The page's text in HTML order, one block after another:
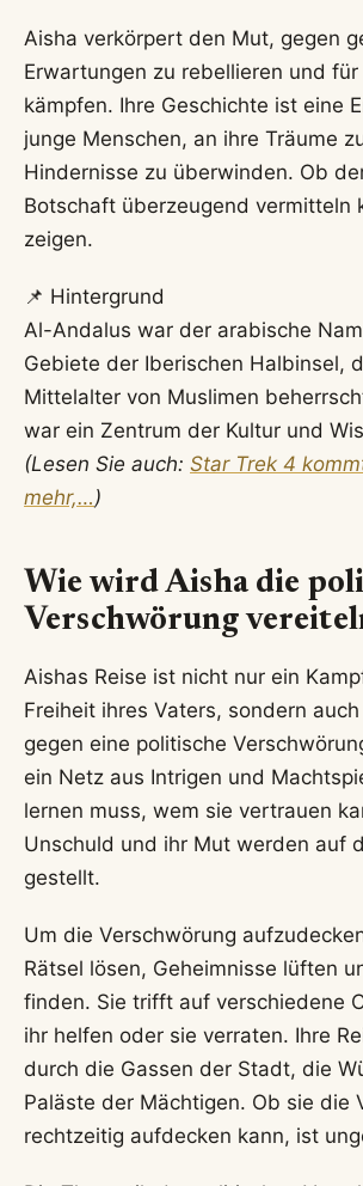
Aisha verkörpert den Mut, gegen
Erwartungen zu rebellieren und
kämpfen. Ihre Geschichte ist eine
junge Menschen, an ihre Träume
Hindernisse zu überwinden. Ob
Botschaft überzeugend vermitteln
zeigen.
📌 Hintergrund
Al-Andalus war der arabische
Gebiete der Iberischen Halbinsel,
Mittelalter von Muslimen
war ein Zentrum der Kultur und
(Lesen Sie auch: Star Trek 4
mehr,…)
Wie wird Aisha die
Verschwörung
Aishas Reise ist nicht nur ein
Freiheit ihres Vaters, sondern
gegen eine politische
ein Netz aus Intrigen und
lernen muss, wem sie vertrauen
Unschuld und ihr Mut werden auf
gestellt.
Um die Verschwörung
Rätsel lösen, Geheimnisse lüften
finden. Sie trifft auf verschiedene
ihr helfen oder sie verraten. Ihre
durch die Gassen der Stadt, die
Paläste der Mächtigen. Ob sie die
rechtzeitig aufdecken kann, ist